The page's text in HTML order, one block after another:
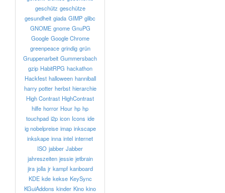
geschütz geschütze
gesundheit giada GIMP glibc
GNOME gnome GnuPG
Google Google Chrome
greenpeace grindig grün
Gruppenarbeit Gummersbach
gzip HabitRPG hackathon
Hackfest halloween hanniball
harry potter herbst hierarchie
High Contrast HighContrast
hilfe horror Hour hp hp
touchpad i2p icon Icons ide
ig nobelpreise imap inkscape
inkskape inna intel internet
ISO jabber Jabber
jahreszeiten jessie jetbrain
jira jolla jr kampf kanboard
KDE kde kekse KeySync
KGuiAddons kinder Kino kino